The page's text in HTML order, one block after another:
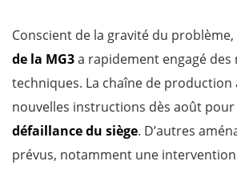
Conscient de la gravité du problème,
de la MG3a rapidement engagé
techniques. La chaîne de production
nouvelles instructions dès août
défaillance du siège. D’autres
prévus, notamment une intervention